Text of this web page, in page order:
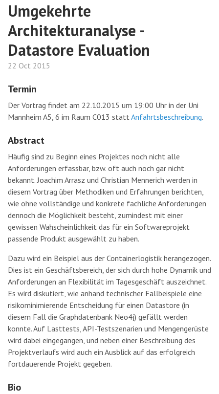
Umgekehrte
Architekturanalyse -
Datastore Evaluation
22 Oct 2015
Termin
Der Vortrag findet am 22.10.2015 um 19:00 Uhr in der Uni
Mannheim A5, 6 im Raum C013 stattAnfahrtsbeschreibung.
Abstract
Häufig sind zu Beginn eines Projektes noch nicht alle
Anforderungen erfassbar, bzw. oft auch noch gar nicht
bekannt. Joachim Arrasz und Christian Mennerich werden in
diesem Vortrag über Methodiken und Erfahrungen berichten,
wie ohne vollständige und konkrete fachliche Anforderungen
dennoch die Möglichkeit besteht, zumindest mit einer
gewissen Wahscheinlichkeit das für ein Softwareprojekt
passende Produkt ausgewählt zu haben.
Dazu wird ein Beispiel aus der Containerlogistik herangezogen.
Dies ist ein Geschäftsbereich, der sich durch hohe Dynamik und
Anforderungen an Flexibilität im Tagesgeschäft auszeichnet.
Es wird diskutiert, wie anhand technischer Fallbeispiele eine
risikominimierende Entscheidung für einen Datastore (in
diesem Fall die Graphdatenbank Neo4j) gefällt werden
konnte. Auf Lasttests, API-Testszenarien und Mengengerüste
wird dabei eingegangen, und neben einer Beschreibung des
Projektverlaufs wird auch ein Ausblick auf das erfolgreich
fortdauerende Projekt gegeben.
Bio